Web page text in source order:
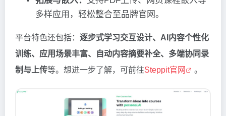
多样应用，轻松整合至品牌官网。
平台特色还包括： 逐步式学习交互设计、AI内容个性化
训练、应用场景丰富、自动内容摘要补全、多端协同录
制与上传等。想进一步了解，可前往Steppit官网 。